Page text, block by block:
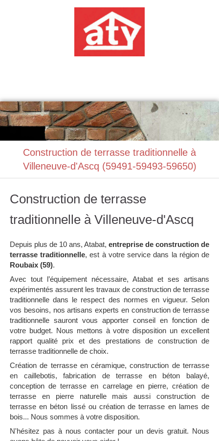
Construction de terrasse traditionnelle à
Villeneuve-d'Ascq (59491-59493-59650)
Construction de terrasse
traditionnelle à Villeneuve-d'Ascq
Depuis plus de 10 ans, Atabat, entreprise de construction de
terrasse traditionnelle, est à votre service dans la région de
Roubaix (59).
Avec tout l’équipement nécessaire, Atabat et ses artisans
expérimentés assurent les travaux de construction de terrasse
traditionnelle dans le respect des normes en vigueur. Selon
vos besoins, nos artisans experts en construction de terrasse
traditionnelle sauront vous apporter conseil en fonction de
votre budget. Nous mettons à votre disposition un excellent
rapport qualité prix et des prestations de construction de
terrasse traditionnelle de choix.
Création de terrasse en céramique, construction de terrasse
en caillebotis, fabrication de terrasse en béton balayé,
conception de terrasse en carrelage en pierre, création de
terrasse en pierre naturelle mais aussi construction de
terrasse en béton lissé ou création de terrasse en lames de
bois... Nous sommes à votre disposition.
N'hésitez pas à nous contacter pour un devis gratuit. Nous